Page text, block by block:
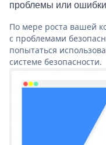
проблемы или
По мере роста вашей
с проблемами
попытаться
системе безопасности.